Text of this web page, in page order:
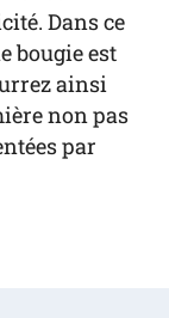
Dans ce
bougie est
ainsi
non pas
par